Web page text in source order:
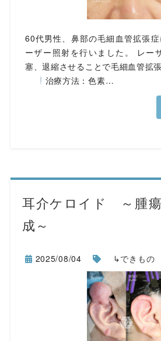
60代男性、鼻部の毛細血管拡張
ーザー照射を行いました。 レー
塞、退縮させることで毛細血管拡
治療方法：色素…
耳介ケロイド ～腫
成～
2025/08/04 ↳できもの